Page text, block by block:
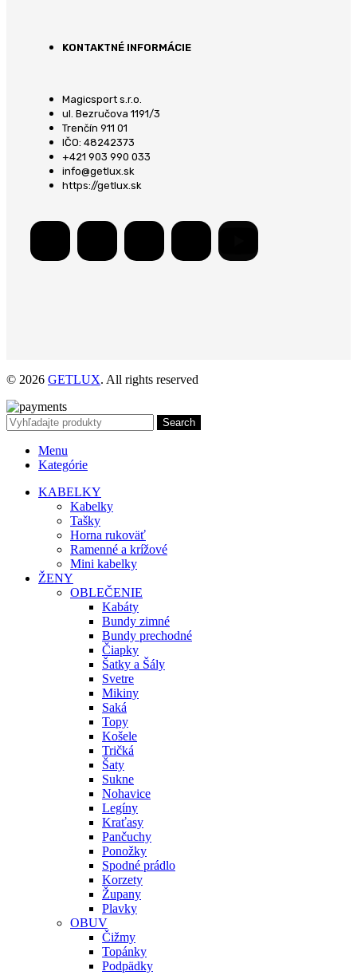
KONTAKTNÉ INFORMÁCIE
Magicsport s.r.o.
ul. Bezručova 1191/3
Trenčín 911 01
IČO: 48242373
+421 903 990 033
info@getlux.sk
https://getlux.sk
© 2026 GETLUX. All rights reserved
Search
Menu
Kategórie
KABELKY
Kabelky
Tašky
Horna rukoväť
Ramenné a krížové
Mini kabelky
ŽENY
OBLEČENIE
Kabáty
Bundy zimné
Bundy prechodné
Čiapky
Šatky a Šály
Svetre
Mikiny
Saká
Topy
Košele
Tričká
Šaty
Sukne
Nohavice
Legíny
Kraťasy
Pančuchy
Ponožky
Spodné prádlo
Korzety
Župany
Plavky
OBUV
Čižmy
Topánky
Podpädky